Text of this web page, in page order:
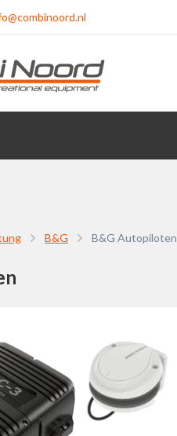
B&G B&G Autopiloten